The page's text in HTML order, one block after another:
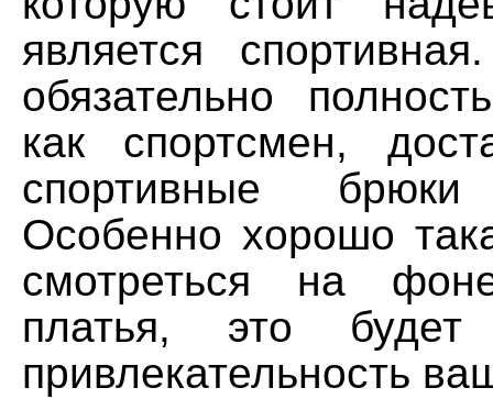
является
обязательно
как спортсмен,
спортивные
Особенно хорошо
смотреться на
платья, это будет
привлекательность